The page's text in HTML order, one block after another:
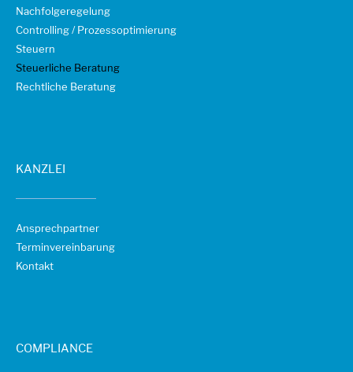
Nachfolgeregelung
Controlling / Prozessoptimierung
Steuern
Steuerliche Beratung
Rechtliche Beratung
KANZLEI
Ansprechpartner
Terminvereinbarung
Kontakt
COMPLIANCE